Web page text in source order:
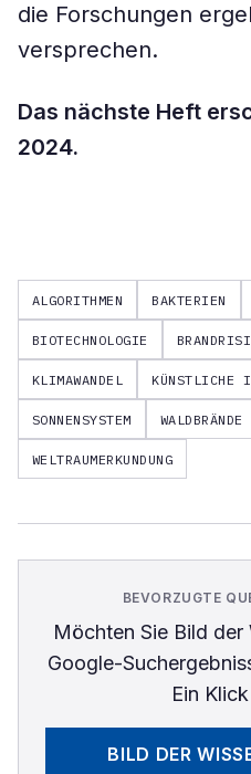
die Forschungen
versprechen.
Das nächste Heft
2024.
ALGORITHMEN BAKTERIEN
BIOTECHNOLOGIE
KLIMAWANDEL KÜNSTLICHE
SONNENSYSTEM WALDBRÄNDE
WELTRAUMERKUNDUNG
BEVORZUGTE
Möchten Sie Bild der
Google-
Ein
BILD DER